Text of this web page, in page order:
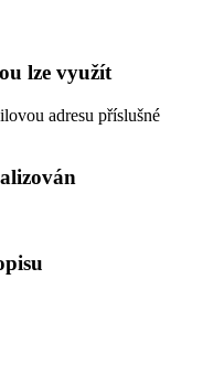
lze využít
adresu příslušné